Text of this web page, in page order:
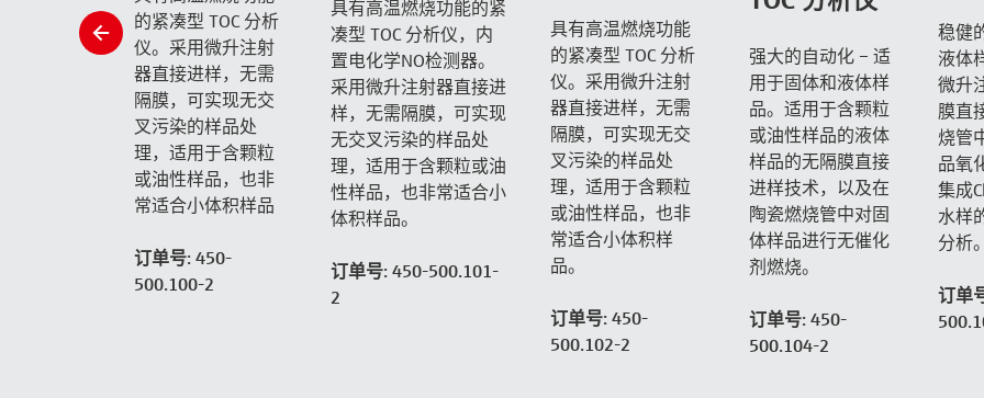
的紧凑型 TOC 分析
仪。采用微升注射
器直接进样，无需
隔膜，可实现无交
叉污染的样品处
理，适用于含颗粒
或油性样品，也非
常适合小体积样品
订单号: 450-
500.100-2
具有高温燃烧功能的紧
凑型 TOC 分析仪，内
置电化学NO检测器。
采用微升注射器直接进
样，无需隔膜，可实现
无交叉污染的样品处
理，适用于含颗粒或油
性样品，也非常适合小
体积样品。
订单号: 450-500.101-
2
具有高温燃烧功能
的紧凑型 TOC 分析
仪。采用微升注射
器直接进样，无需
隔膜，可实现无交
叉污染的样品处
理，适用于含颗粒
或油性样品，也非
常适合小体积样
品。
订单号: 450-
500.102-2
强大的自动化 – 适
用于固体和液体样
品。适用于含颗粒
或油性样品的液体
样品的无隔膜直接
进样技术，以及在
陶瓷燃烧管中对固
体样品进行无催化
剂燃烧。
订单号: 450-
500.104-2
稳健
液体
微升
膜直
烧管
品氧
集成
水样
分析。
订单
slide
left